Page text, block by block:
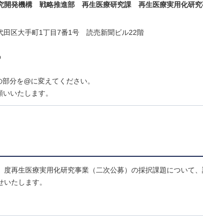
開発機構 戦略推進部 再生医療研究課
再生医療実用化研
区大手町1丁目7番1号 読売新聞ビル22階
分を@に変えてください。
いたします。
再生医療実用化研究事業（二次公募）の採択課題について
たします。